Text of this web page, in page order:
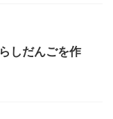
しだんごを作